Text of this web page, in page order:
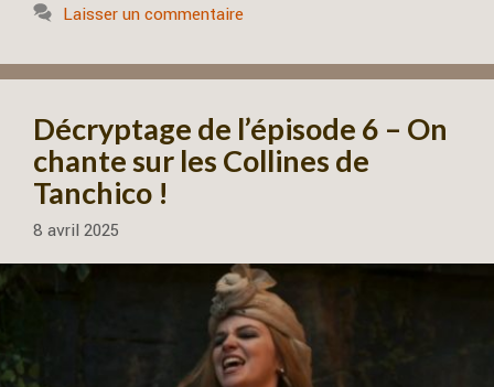
Laisser un commentaire
Décryptage de l’épisode 6 – On
chante sur les Collines de
Tanchico !
8 avril 2025